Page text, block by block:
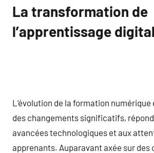
La transformation de
l’apprentissage digital
L’évolution de la formation
des changements significatifs,
avancées technologiques et aux
apprenants. Auparavant axée sur des